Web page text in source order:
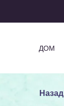
ДОМ
Назад